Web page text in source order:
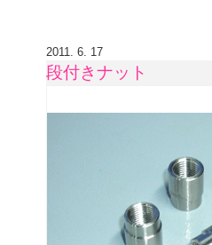
2011. 6. 17
段付きナット